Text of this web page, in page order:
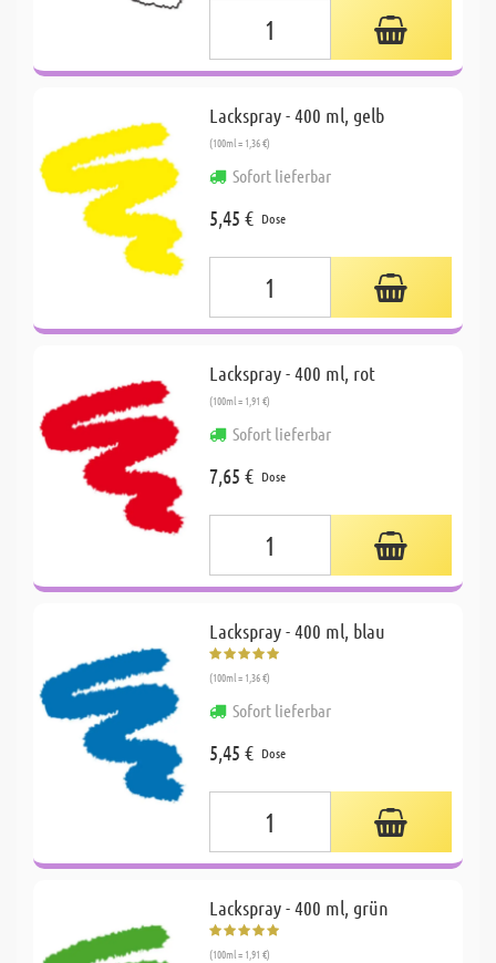
Lackspray - 400 ml, gelb
(100ml = 1,36 €)
Sofort lieferbar
5,45 € Dose
Lackspray - 400 ml, rot
(100ml = 1,91 €)
Sofort lieferbar
7,65 € Dose
Lackspray - 400 ml, blau
(100ml = 1,36 €)
Sofort lieferbar
5,45 € Dose
Lackspray - 400 ml, grün
(100ml = 1,91 €)